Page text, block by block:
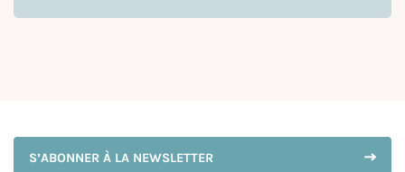
S’ABONNER À LA NEWSLETTER